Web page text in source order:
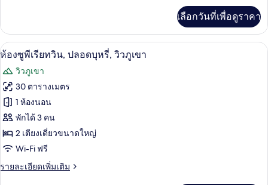
วิว
ภูเขา
เกี่ยว
กับ
ห้อง
สแตนดาร์ด
ทวิ
น,
ปลอด
บุหรี่,
วิว
ภูเขา
เลือกวันที่เพื่อดูราคา
เปิด
ภาพถ่าย
ทั้งหมด
ของ
ห้อง
ซู
พี
เรีย
6
ห้องซูพีเรียทวิน, ปลอดบุหรี่, วิวภูเขา
วิวภูเขา
30 ตารางเมตร
1 ห้องนอน
พักได้ 3 คน
2 เตียงเดี่ยวขนาดใหญ่
Wi-Fi ฟรี
รายละเอียดเพิ่มเติม
ราย